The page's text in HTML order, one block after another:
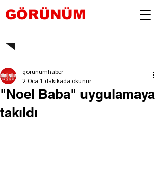
GÖRÜNÜM
"Noel Baba" uygulamaya
takıldı
gorunumhaber
2 Oca 1 dakikada okunur